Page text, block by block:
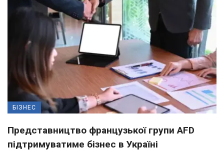
БІЗНЕС
Представництво французької групи AFD
підтримуватиме бізнес в Україні